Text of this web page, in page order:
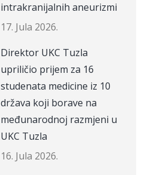
intrakranijalnih aneurizmi
17. Jula 2026.
Direktor UKC Tuzla
upriličio prijem za 16
studenata medicine iz 10
država koji borave na
međunarodnoj razmjeni u
UKC Tuzla
16. Jula 2026.